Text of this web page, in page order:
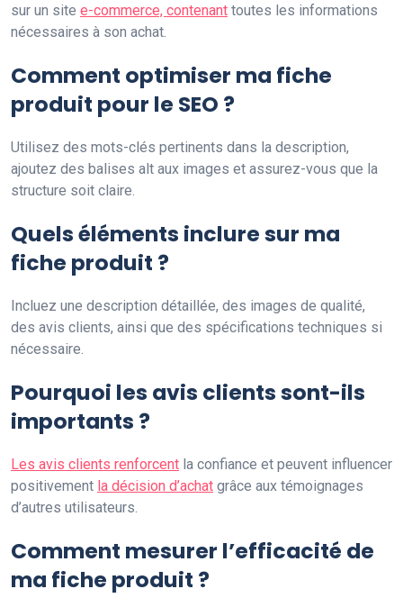
sur un site e-commerce, contenant toutes les informations
nécessaires à son achat.
Comment optimiser ma fiche
produit pour le SEO ?
Utilisez des mots-clés pertinents dans la description,
ajoutez des balises alt aux images et assurez-vous que la
structure soit claire.
Quels éléments inclure sur ma
fiche produit ?
Incluez une description détaillée, des images de qualité,
des avis clients, ainsi que des spécifications techniques si
nécessaire.
Pourquoi les avis clients sont-ils
importants ?
Les avis clients renforcent la confiance et peuvent influencer
positivement la décision d’achat grâce aux témoignages
d’autres utilisateurs.
Comment mesurer l’efficacité de
ma fiche produit ?